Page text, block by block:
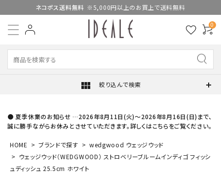
ネコポス送料無料 ※5,000円以上のお買上で送料無料
0
view_module 絞り込んで検索
● 夏季休業のお知らせ …2026年8月11日(火)～2026年8月16日(日)まで、
誠に勝手ながらお休みとさせていただきます。詳しくはこちらをご覧ください。
HOME ブランドで探す
wedgwood ウェッジウッド
ウェッジウッド（WEDGWOOD） ストロベリーブルームインディゴ フィッシ
ュディッシュ 25.5cm ホワイト